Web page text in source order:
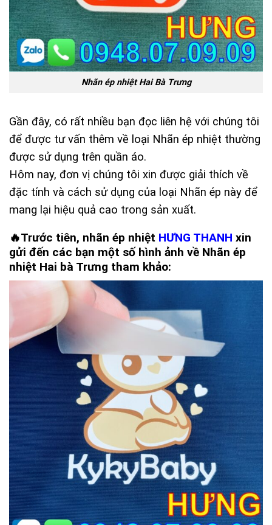
Nhãn ép nhiệt Hai Bà Trưng
Gần đây, có rất nhiều bạn đọc liên hệ với chúng tôi
để được tư vấn thêm về loại Nhãn ép nhiệt thường
được sử dụng trên quần áo.
Hôm nay, đơn vị chúng tôi xin được giải thích về
đặc tính và cách sử dụng của loại Nhãn ép này để
mang lại hiệu quả cao trong sản xuất.
🔥Trước tiên, nhãn ép nhiệt HƯNG THANH xin
gửi đến các bạn một số hình ảnh về Nhãn ép
nhiệt Hai bà Trưng tham khảo: